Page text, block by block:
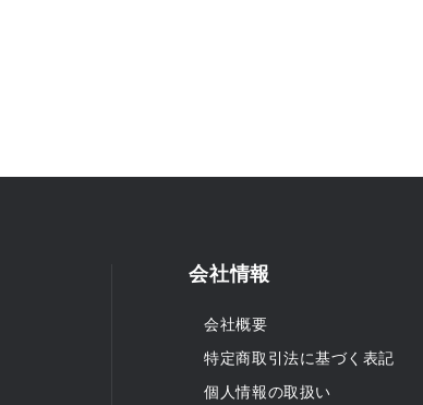
会社情報
会社概要
特定商取引法に基づく表記
個人情報の取扱い